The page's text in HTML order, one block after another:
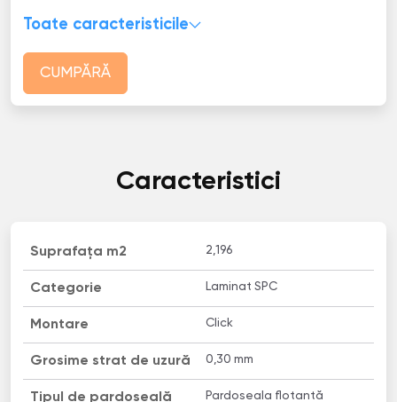
Toate caracteristicile
CUMPĂRĂ
Caracteristici
Suprafața m2 2,196
Categorie Laminat SPC
Montare Click
Grosime strat de uzură 0,30 mm
Tipul de pardoseală Pardoseala flotantă